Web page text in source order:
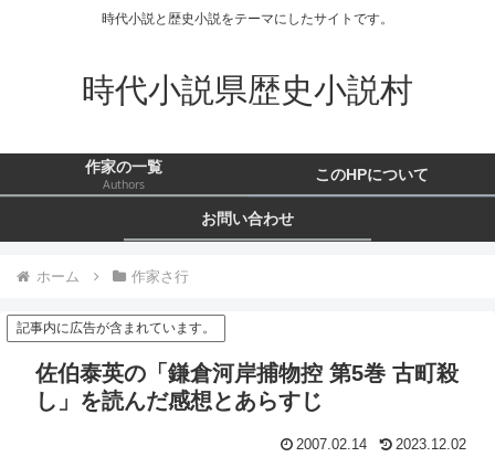
時代小説と歴史小説をテーマにしたサイトです。
時代小説県歴史小説村
作家の一覧
Authors
このHPについて
お問い合わせ
ホーム 作家さ行
記事内に広告が含まれています。
佐伯泰英の「鎌倉河岸捕物控 第5巻 古町殺
し」を読んだ感想とあらすじ
2007.02.14 2023.12.02